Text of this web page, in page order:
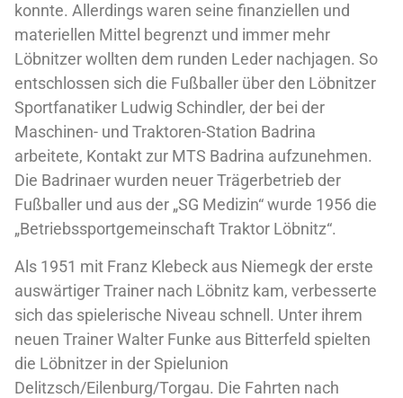
konnte. Allerdings waren seine finanziellen und
materiellen Mittel begrenzt und immer mehr
Löbnitzer wollten dem runden Leder nachjagen. So
entschlossen sich die Fußballer über den Löbnitzer
Sportfanatiker Ludwig Schindler, der bei der
Maschinen- und Traktoren-Station Badrina
arbeitete, Kontakt zur MTS Badrina aufzunehmen.
Die Badrinaer wurden neuer Trägerbetrieb der
Fußballer und aus der „SG Medizin“ wurde 1956 die
„Betriebssportgemeinschaft Traktor Löbnitz“.
Als 1951 mit Franz Klebeck aus Niemegk der erste
auswärtiger Trainer nach Löbnitz kam, verbesserte
sich das spielerische Niveau schnell. Unter ihrem
neuen Trainer Walter Funke aus Bitterfeld spielten
die Löbnitzer in der Spielunion
Delitzsch/Eilenburg/Torgau. Die Fahrten nach